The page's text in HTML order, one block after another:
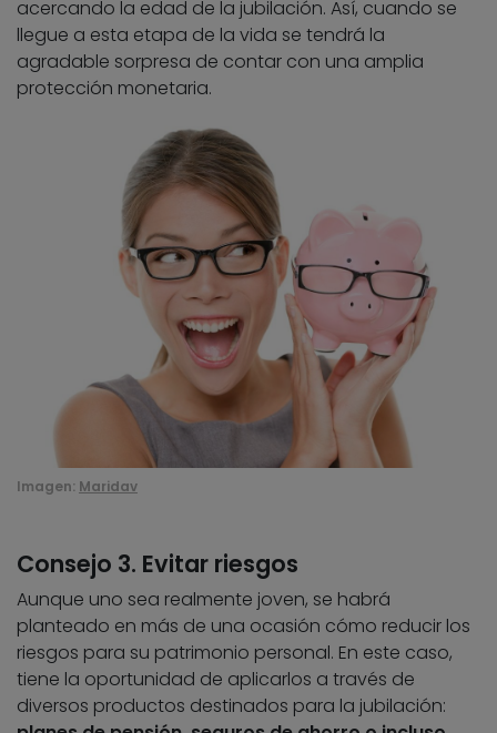
acercando la edad de la jubilación. Así, cuando se
llegue a esta etapa de la vida se tendrá la
agradable sorpresa de contar con una amplia
protección monetaria.
Imagen: Maridav
Consejo 3. Evitar riesgos
Aunque uno sea realmente joven, se habrá
planteado en más de una ocasión cómo reducir los
riesgos para su patrimonio personal. En este caso,
tiene la oportunidad de aplicarlos a través de
diversos productos destinados para la jubilación: